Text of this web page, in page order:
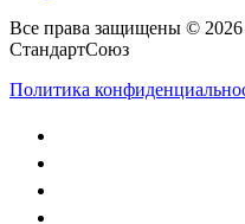
Все права защищены ©
СтандартСоюз
Политика